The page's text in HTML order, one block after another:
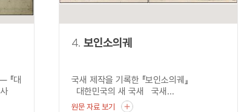
『대
4. 보인소의궤
국새 제작을 기록한 『보인소의궤』
대한민국의 새 국새 국새...
원문 자료 보기